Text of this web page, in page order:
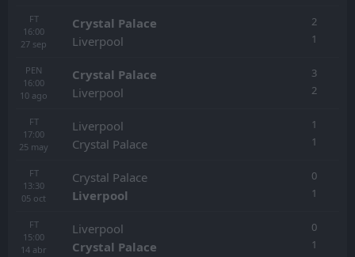
FT
16:00
27 sep
Crystal Palace
Liverpool
2
1
PEN
16:00
10 ago
Crystal Palace
Liverpool
3
2
FT
17:00
25 may
Liverpool
Crystal Palace
1
1
FT
13:30
05 oct
Crystal Palace
Liverpool
0
1
FT
15:00
14 abr
Liverpool
Crystal Palace
0
1